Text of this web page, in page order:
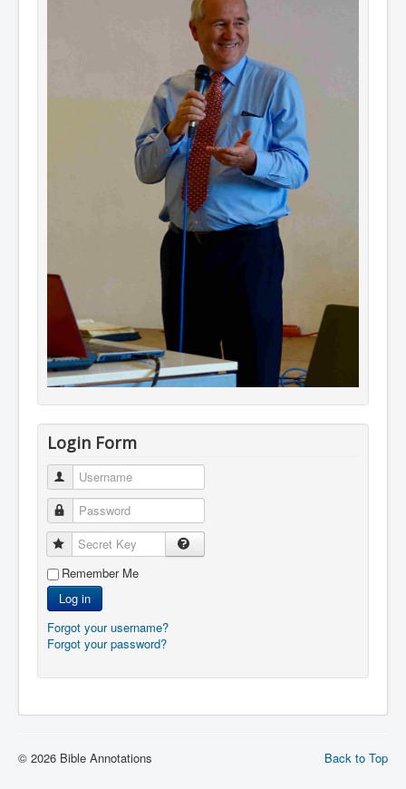
Login Form
Username
Password
Secret Key
Remember Me
Log in
Forgot your username?
Forgot your password?
Back to Top
© 2026 Bible Annotations